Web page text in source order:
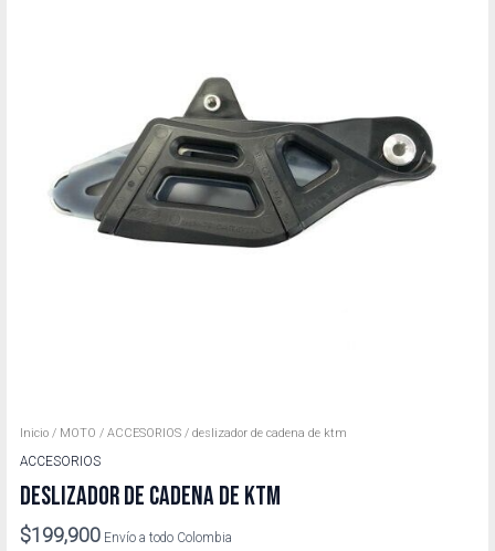
Inicio / MOTO /ACCESORIOS / deslizador de cadena de ktm
ACCESORIOS
DESLIZADOR DE CADENA DE KTM
$199,900 Envío a todo Colombia